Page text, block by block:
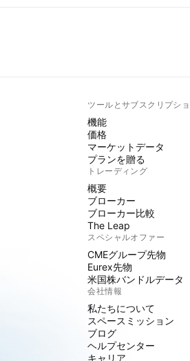
ツールとサブスクリプシ
機能
価格
マーケットデータ
プランを贈る
トレーディング
概要
ブローカー
ブローカー比較
The Leap
スペシャルオファー
CMEグループ先物
Eurex先物
米国株バンドルデータ
会社情報
私たちについて
スペースミッション
ブログ
ヘルプセンター
キャリア